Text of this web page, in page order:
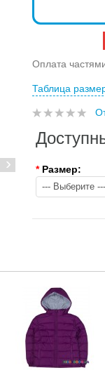
›
Оплата
Таблица
* Размер: